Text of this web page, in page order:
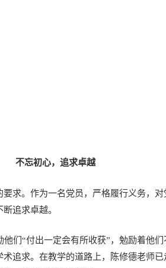
不忘初心， 追求卓越
求。作为一名党员，严格履行义务，
追求卓越。
们“付出一定会有所收获”，勉励着他
追求。在教学的道路上，陈修德老师